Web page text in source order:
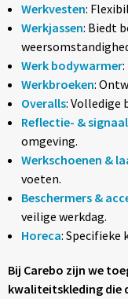
Werkvesten:
Werkjassen: Biedt
Werk bodywarmer
Werkbroeken:
Overalls: Volledige
Reflectie- &
omgeving.
Werkschoenen &
voeten.
Beschermers &
veilige werkdag.
Horeca: Specifieke
Bij Carebo zijn we
kwaliteitskleding die